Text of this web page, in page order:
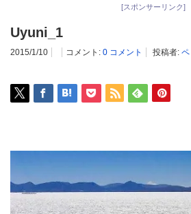
[スポンサーリンク]
Uyuni_1
2015/1/10 コメント: 0 コメント 投稿者: ペ